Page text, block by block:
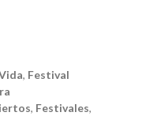
, Festival
, Festivales,